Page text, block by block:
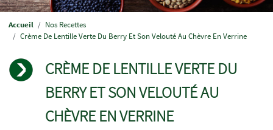
d'Ariane
Accueil
Nos Recettes
Crème De Lentille Verte Du Berry Et Son Velouté Au Chèvre En Verrine
CRÈME DE LENTILLE VERTE DU
BERRY ET SON VELOUTÉ AU
CHÈVRE EN VERRINE